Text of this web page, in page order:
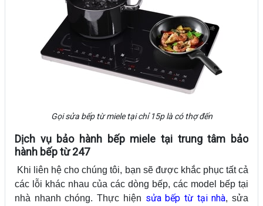
Gọi sửa bếp từ miele tại chỉ 15p là có thợ đến
Dịch vụ bảo hành bếp miele tại trung tâm bảo
hành bếp từ 247
Khi liên hệ cho chúng tôi, bạn sẽ được khắc phục tất cả
các lỗi khác nhau của các dòng bếp, các model bếp tại
nhà nhanh chóng. Thực hiện sửa bếp từ tại nhà, sửa